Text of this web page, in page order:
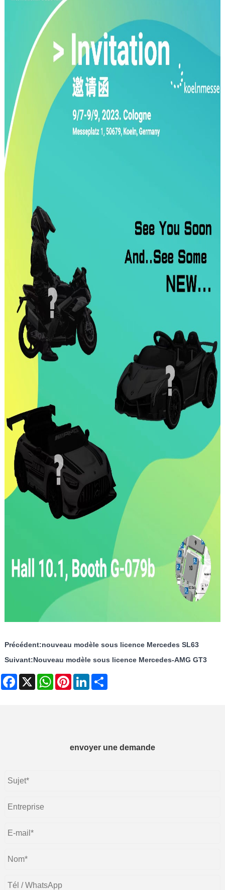
Précédent:nouveau modèle sous licence Mercedes SL63
Suivant:Nouveau modèle sous licence Mercedes-AMG GT3
Facebook
X WhatsAppPinterestLinkedIn
envoyer une demande